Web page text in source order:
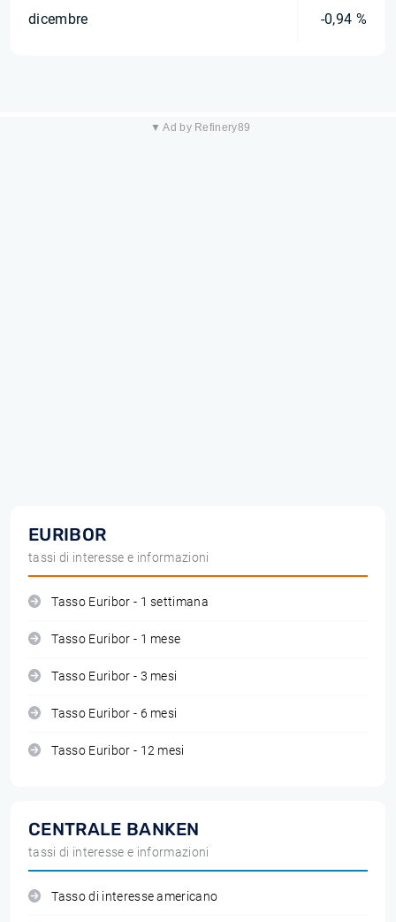
dicembre -0,94 %
▼ Ad by Refinery89
EURIBOR
tassi di interesse e informazioni
Tasso Euribor - 1 settimana
Tasso Euribor - 1 mese
Tasso Euribor - 3 mesi
Tasso Euribor - 6 mesi
Tasso Euribor - 12 mesi
CENTRALE BANKEN
tassi di interesse e informazioni
Tasso di interesse americano